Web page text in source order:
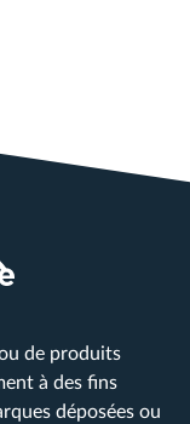
de produits
à des fins
déposées ou